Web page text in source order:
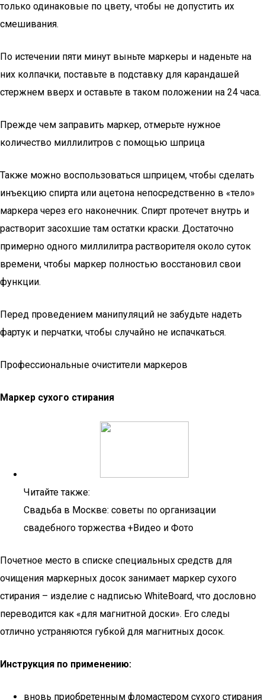
только одинаковые по цвету, чтобы не допустить их
смешивания.
По истечении пяти минут выньте маркеры и наденьте на
них колпачки, поставьте в подставку для карандашей
стержнем вверх и оставьте в таком положении на 24 часа.
Прежде чем заправить маркер, отмерьте нужное
количество миллилитров с помощью шприца
Также можно воспользоваться шприцем, чтобы сделать
инъекцию спирта или ацетона непосредственно в «тело»
маркера через его наконечник. Спирт протечет внутрь и
растворит засохшие там остатки краски. Достаточно
примерно одного миллилитра растворителя около суток
времени, чтобы маркер полностью восстановил свои
функции.
Перед проведением манипуляций не забудьте надеть
фартук и перчатки, чтобы случайно не испачкаться.
Профессиональные очистители маркеров
Маркер сухого стирания
Читайте также:
Свадьба в Москве: советы по организации
свадебного торжества +Видео и Фото
Почетное место в списке специальных средств для
очищения маркерных досок занимает маркер сухого
стирания – изделие с надписью WhiteBoard, что дословно
переводится как «для магнитной доски». Его следы
отлично устраняются губкой для магнитных досок.
Инструкция по применению:
вновь приобретенным фломастером сухого стирания